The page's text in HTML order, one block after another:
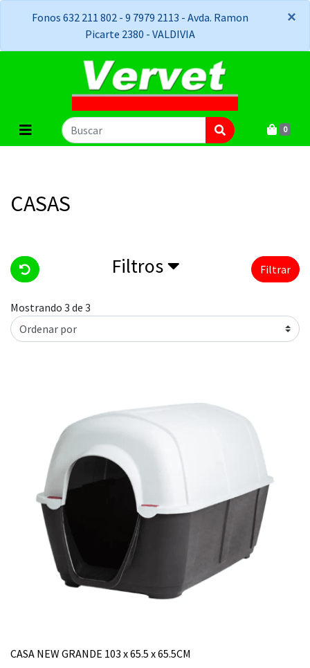
Fonos 632 211 802 - 9 7979 2113 - Avda. Ramon
Picarte 2380 - VALDIVIA
×
×
0
CASAS
Filtros Filtrar
Mostrando 3 de 3
CASA NEW GRANDE 103 x 65.5 x 65.5CM